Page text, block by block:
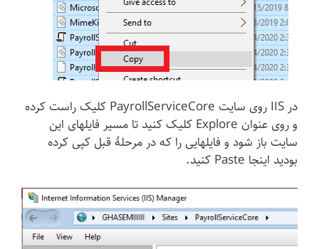
در IIS روی سایت PayrollServiceCore کلیک راست کرده
و روی عنوان Explore کلیک کنید تا مسیر فایلهای این
سایت باز شود و فایلهایی را که در مرحلهٔ قبل کپی کرده
بودید اینجا Paste کنید.